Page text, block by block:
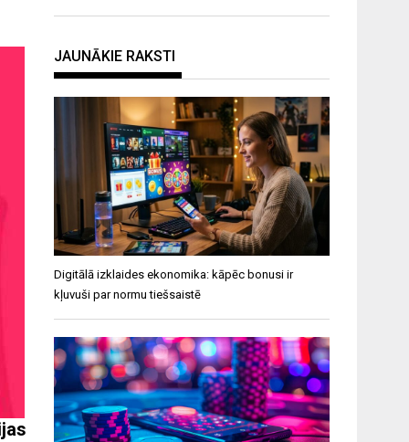
JAUNĀKIE RAKSTI
Digitālā izklaides ekonomika: kāpēc bonusi ir
kļuvuši par normu tiešsaistē